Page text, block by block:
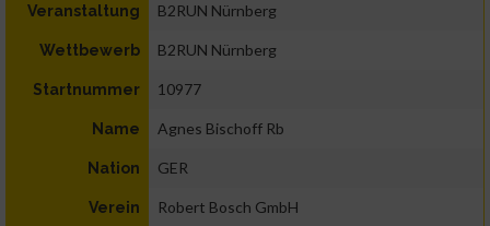
Veranstaltung B2RUN Nürnberg
Wettbewerb B2RUN Nürnberg
Startnummer 10977
Name Agnes Bischoff Rb
Nation GER
Verein Robert Bosch GmbH